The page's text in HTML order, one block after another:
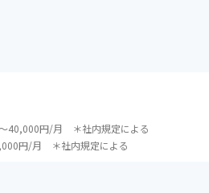
40,000円/月 ＊社内規定による
円/月 ＊社内規定による